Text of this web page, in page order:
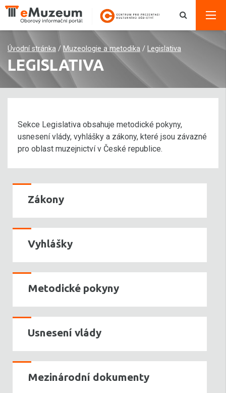
Úvodní stránka / Muzeologie a metodika / Legislativa
LEGISLATIVA
Sekce Legislativa obsahuje metodické pokyny,
usnesení vlády, vyhlášky a zákony, které jsou závazné
pro oblast muzejnictví v České republice.
Zákony
Vyhlášky
Metodické pokyny
Usnesení vlády
Mezinárodní dokumenty